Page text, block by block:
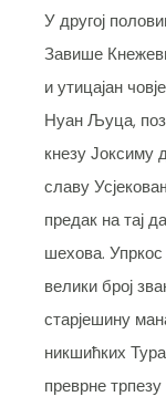
У другој
Завише
и утицајан
Нуан Љуца,
кнезу Јоксиму
славу
предак на тај
шехова. Упркос
велики број
старјешину
никшићких
преврне